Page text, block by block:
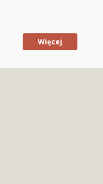
Więcej